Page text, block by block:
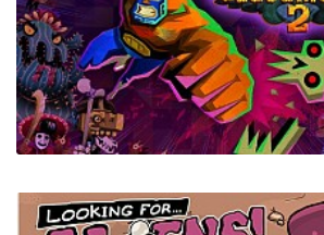
Contra: Rogue Corps